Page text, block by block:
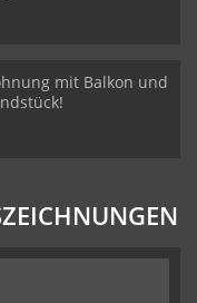
mit Balkon und